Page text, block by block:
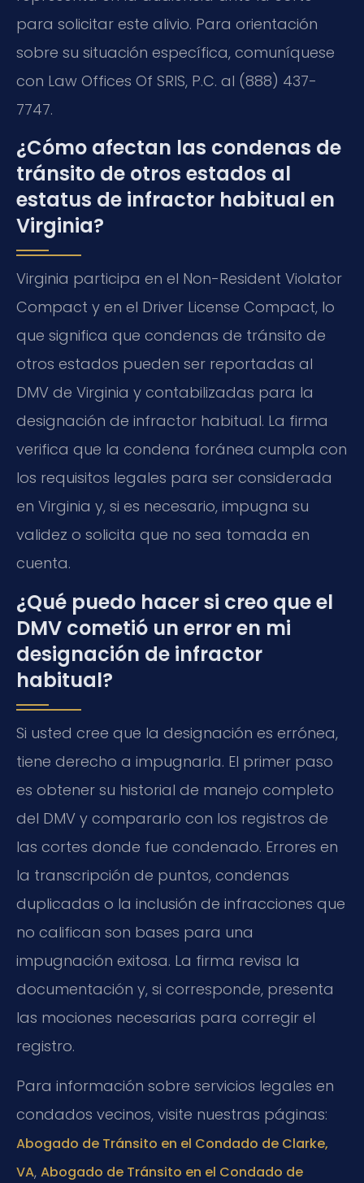
para solicitar este alivio. Para orientación
sobre su situación específica, comuníquese
con Law Offices Of SRIS, P.C. al (888) 437-
7747.
¿Cómo afectan las condenas de
tránsito de otros estados al
estatus de infractor habitual en
Virginia?
Virginia participa en el Non-Resident Violator
Compact y en el Driver License Compact, lo
que significa que condenas de tránsito de
otros estados pueden ser reportadas al
DMV de Virginia y contabilizadas para la
designación de infractor habitual. La firma
verifica que la condena foránea cumpla con
los requisitos legales para ser considerada
en Virginia y, si es necesario, impugna su
validez o solicita que no sea tomada en
cuenta.
¿Qué puedo hacer si creo que el
DMV cometió un error en mi
designación de infractor
habitual?
Si usted cree que la designación es errónea,
tiene derecho a impugnarla. El primer paso
es obtener su historial de manejo completo
del DMV y compararlo con los registros de
las cortes donde fue condenado. Errores en
la transcripción de puntos, condenas
duplicadas o la inclusión de infracciones que
no califican son bases para una
impugnación exitosa. La firma revisa la
documentación y, si corresponde, presenta
las mociones necesarias para corregir el
registro.
Para información sobre servicios legales en
condados vecinos, visite nuestras páginas:
Abogado de Tránsito en el Condado de Clarke,
VA, Abogado de Tránsito en el Condado de